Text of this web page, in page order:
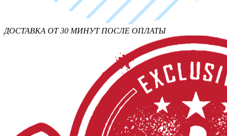
ДОСТАВКА ОТ 30 МИНУТ ПОСЛЕ ОПЛАТЫ